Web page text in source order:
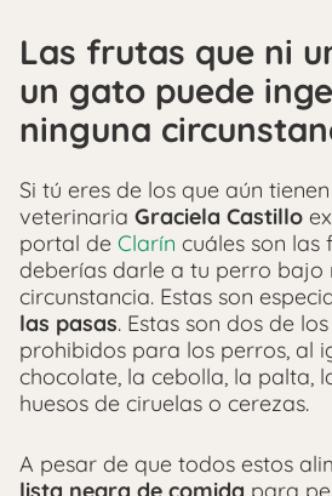
Las frutas que ni
un gato puede
ninguna
Si tú eres de los que aún
veterinaria Graciela Castillo
portal de Clarín cuáles son las
deberías darle a tu perro bajo
circunstancia. Estas son
las pasas. Estas son dos de
prohibidos para los perros, al
chocolate, la cebolla, la palta,
huesos de ciruelas o cerezas.
A pesar de que todos estos